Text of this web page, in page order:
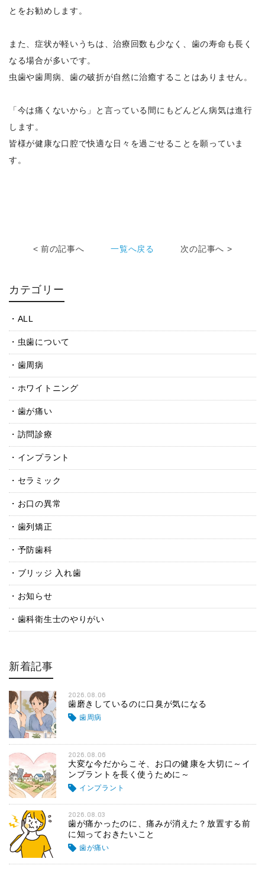
とをお勧めします。
また、症状が軽いうちは、治療回数も少なく、歯の寿命も長く
なる場合が多いです。
虫歯や歯周病、歯の破折が自然に治癒することはありません。
「今は痛くないから」と言っている間にもどんどん病気は進行
します。
皆様が健康な口腔で快適な日々を過ごせることを願っていま
す。
< 前の記事へ 一覧へ戻る 次の記事へ >
カテゴリー
ALL
虫歯について
歯周病
ホワイトニング
歯が痛い
訪問診療
インプラント
セラミック
お口の異常
歯列矯正
予防歯科
ブリッジ 入れ歯
お知らせ
歯科衛生士のやりがい
新着記事
2026.08.06
歯磨きしているのに口臭が気になる
歯周病
2026.08.06
大変な今だからこそ、お口の健康を大切に～イ
ンプラントを長く使うために～
インプラント
2026.08.03
歯が痛かったのに、痛みが消えた？放置する前
に知っておきたいこと
歯が痛い